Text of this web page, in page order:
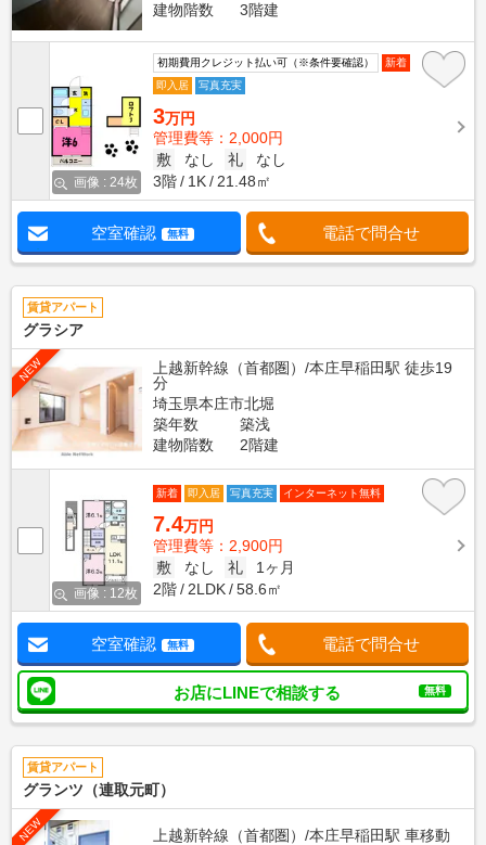
建物階数
3階建
画像 : 24枚
初期費用クレジット払い可（※条件要確認）
新着
即入居
写真充実
3万円
管理費等：2,000円
敷
なし 礼
なし
3階
1K 21.48㎡
空室確認 無料 電話で問合せ
賃貸アパート
グラシア
NEW
上越新幹線（首都圏）/本庄早稲田駅 徒歩19
分
埼玉県本庄市北堀
築年数
築浅
建物階数
2階建
画像 : 12枚
新着 即入居 写真充実 インターネット無料
7.4万円
管理費等：2,900円
敷
なし 礼
1ヶ月
2階
2LDK 58.6㎡
空室確認 無料 電話で問合せ
お店にLINEで相談する 無料
賃貸アパート
グランツ（連取元町）
NEW
上越新幹線（首都圏）/本庄早稲田駅 車移動